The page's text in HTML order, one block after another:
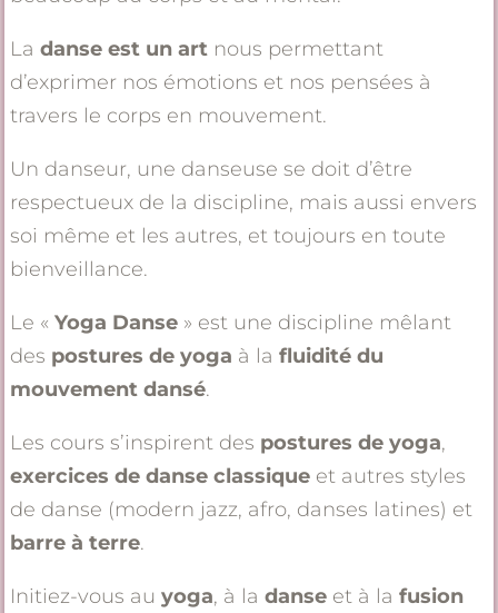
Ladanse est un art nous permettant
d’exprimer nos émotions et nos pensées à
travers le corps en mouvement.
Un danseur, une danseuse se doit d’être
respectueux de la discipline, mais aussi envers
soi même et les autres, et toujours en toute
bienveillance.
Le «Yoga Danse » est une discipline mêlant
des postures de yoga à lafluidité du
mouvement dansé.
Les cours s’inspirent des postures de yoga,
exercices de danse classique et autres styles
de danse (modern jazz, afro, danses latines) et
barre à terre.
Initiez-vous auyoga, à ladanse et à lafusion